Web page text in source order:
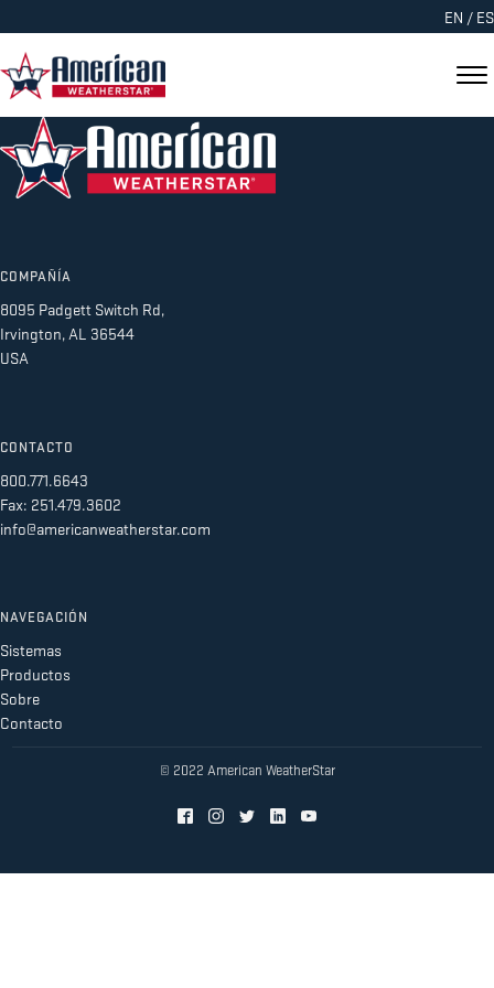
EN / ES
COMPAÑÍA
8095 Padgett Switch Rd,
Irvington, AL 36544
USA
CONTACTO
800.771.6643
Fax: 251.479.3602
info@americanweatherstar.com
NAVEGACIÓN
Sistemas
Productos
Sobre
Contacto
© 2022 American WeatherStar